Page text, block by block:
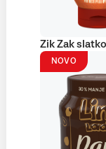
Zik Zak
NOVO